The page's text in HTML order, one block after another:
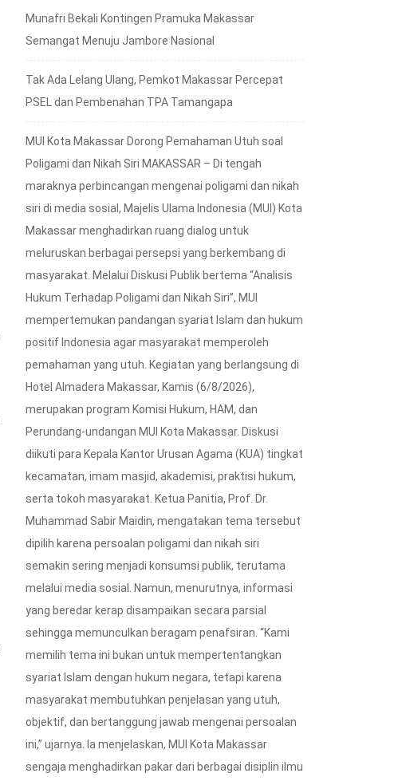
Munafri Bekali Kontingen Pramuka Makassar
Semangat Menuju Jambore Nasional
Tak Ada Lelang Ulang, Pemkot Makassar Percepat
PSEL dan Pembenahan TPA Tamangapa
MUI Kota Makassar Dorong Pemahaman Utuh soal
Poligami dan Nikah Siri MAKASSAR – Di tengah
maraknya perbincangan mengenai poligami dan nikah
siri di media sosial, Majelis Ulama Indonesia (MUI) Kota
Makassar menghadirkan ruang dialog untuk
meluruskan berbagai persepsi yang berkembang di
masyarakat. Melalui Diskusi Publik bertema “Analisis
Hukum Terhadap Poligami dan Nikah Siri”, MUI
mempertemukan pandangan syariat Islam dan hukum
positif Indonesia agar masyarakat memperoleh
pemahaman yang utuh. Kegiatan yang berlangsung di
Hotel Almadera Makassar, Kamis (6/8/2026),
merupakan program Komisi Hukum, HAM, dan
Perundang-undangan MUI Kota Makassar. Diskusi
diikuti para Kepala Kantor Urusan Agama (KUA) tingkat
kecamatan, imam masjid, akademisi, praktisi hukum,
serta tokoh masyarakat. Ketua Panitia, Prof. Dr.
Muhammad Sabir Maidin, mengatakan tema tersebut
dipilih karena persoalan poligami dan nikah siri
semakin sering menjadi konsumsi publik, terutama
melalui media sosial. Namun, menurutnya, informasi
yang beredar kerap disampaikan secara parsial
sehingga memunculkan beragam penafsiran. “Kami
memilih tema ini bukan untuk mempertentangkan
syariat Islam dengan hukum negara, tetapi karena
masyarakat membutuhkan penjelasan yang utuh,
objektif, dan bertanggung jawab mengenai persoalan
ini,” ujarnya. Ia menjelaskan, MUI Kota Makassar
sengaja menghadirkan pakar dari berbagai disiplin ilmu